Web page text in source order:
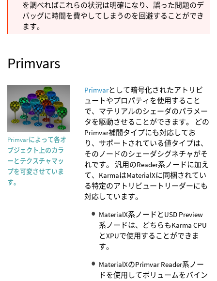
を調べればこれらの状況は明確になり、誤った問題のデ
バッグに時間を費やしてしまうのを回避することができ
ます。
Primvars
Primvarによって各オ
ブジェクト上のカラ
ーとテクスチャマッ
プを可変させていま
す。
Primvarとして暗号化されたアトリビ
ュートやプロパティを使用すること
で、マテリアルのシェーダのパラメー
タを駆動させることができます。 どの
Primvar補間タイプにも対応してお
り、サポートされている値タイプは、
そのノードのシェーダシグネチャがそ
れです。 汎用のReader系ノードに加え
て、KarmaはMaterialXに同梱されてい
る特定のアトリビュートリーダーにも
対応しています。
MaterialX系ノードとUSD Preview
系ノードは、どちらもKarma CPU
とXPUで使用することができま
す。
MaterialXのPrimvar Reader系ノー
ドを使用してボリュームをバイン